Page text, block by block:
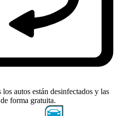
los autos están desinfectados y las
forma gratuita.